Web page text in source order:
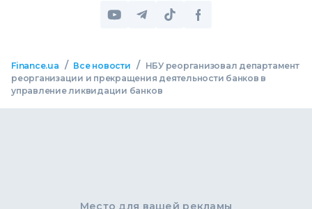
Finance.ua / Все новости /
НБУ реорганизовал департамент
реорганизации и прекращения деятельности банков в
управление ликвидации банков
Место для вашей рекламы